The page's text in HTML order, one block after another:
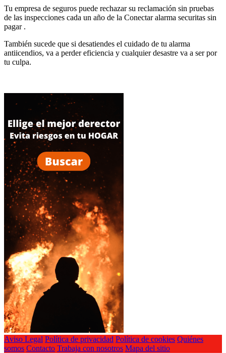
Tu empresa de seguros puede rechazar su reclamación sin pruebas
de las inspecciones cada un año de la Conectar alarma securitas sin
pagar .
También sucede que si desatiendes el cuidado de tu alarma
antiicendios, va a perder eficiencia y cualquier desastre va a ser por
tu culpa.
Aviso Legal Política de privacidad Política de cookies Quiénes
somos Contacto Trabaja con nosotros Mapa del sitio